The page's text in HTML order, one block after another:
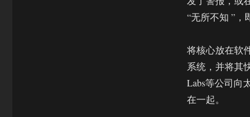
“无所不知 ”，
将核心放在软
系统，并将其
Labs等公司向
在一起。